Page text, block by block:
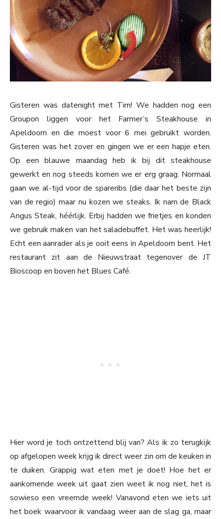
Gisteren was datenight met Tim! We hadden nog een
Groupon liggen voor het Farmer’s Steakhouse in
Apeldoorn en die moest voor 6 mei gebruikt worden.
Gisteren was het zover en gingen we er een hapje eten.
Op een blauwe maandag heb ik bij dit steakhouse
gewerkt en nog steeds komen we er erg graag. Normaal
gaan we al-tijd voor de spareribs (die daar het beste zijn
van de regio) maar nu kozen we steaks. Ik nam de Black
Angus Steak, héérlijk. Erbij hadden we frietjes en konden
we gebruik maken van het saladebuffet. Het was heerlijk!
Echt een aanrader als je ooit eens in Apeldoorn bent. Het
restaurant zit aan de Nieuwstraat tegenover de JT
Bioscoop en boven het Blues Café.
Hier word je toch ontzettend blij van? Als ik zo terugkijk
op afgelopen week krijg ik direct weer zin om de keuken in
te duiken. Grappig wat eten met je doet! Hoe het er
aankomende week uit gaat zien weet ik nog niet, het is
sowieso een vreemde week! Vanavond eten we iets uit
het boek waarvoor ik vandaag weer aan de slag ga, maar